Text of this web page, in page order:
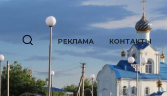
РЕКЛАМА КОНТАКТЫ